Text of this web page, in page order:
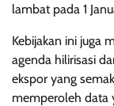
lambat pada 1
Kebijakan ini juga
agenda hilirisasi
ekspor yang
memperoleh data